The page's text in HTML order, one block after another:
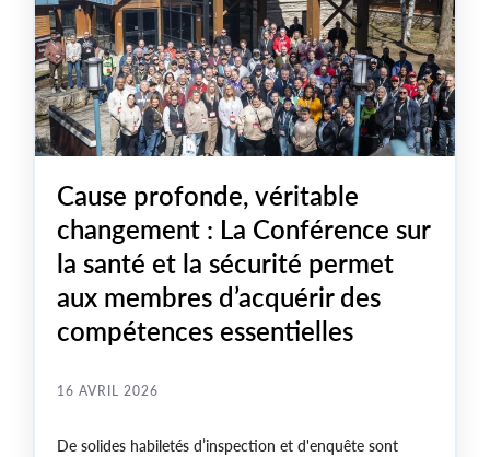
Cause profonde, véritable
changement : La Conférence sur
la santé et la sécurité permet
aux membres d’acquérir des
compétences essentielles
16 AVRIL 2026
De solides habiletés d’inspection et d'enquête sont